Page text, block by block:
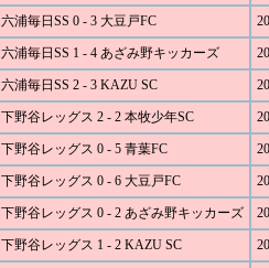
六浦毎日SS 0 - 3 大豆戸FC
六浦毎日SS 1 - 4 あざみ野キッカーズ
六浦毎日SS 2 - 3 KAZU SC
下野谷レッグス 2 - 2 本牧少年SC
下野谷レッグス 0 - 5 青葉FC
下野谷レッグス 0 - 6 大豆戸FC
下野谷レッグス 0 - 2 あざみ野キッカーズ
下野谷レッグス 1 - 2 KAZU SC